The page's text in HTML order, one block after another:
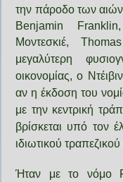
την πάροδο των
Benjamin
Μοντεσκιέ,
μεγαλύτερη
οικονομίας, ο
αν η έκδοση του
με την κεντρική
βρίσκεται υπό τον
ιδιωτικού
Ήταν με το νόμο